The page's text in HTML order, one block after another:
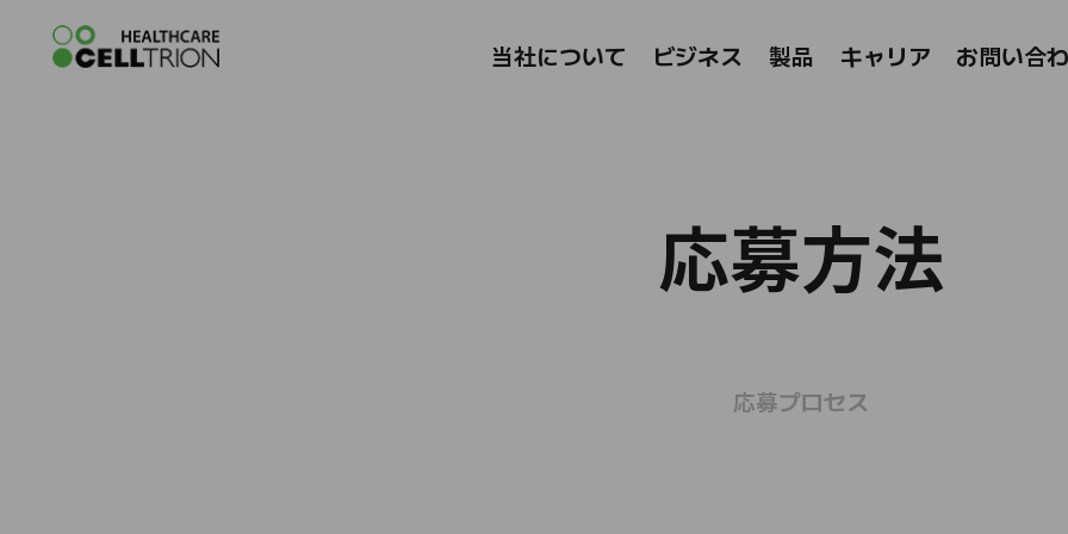
Celltrion the Global Pharmaceutical Company
当社について ビジネス 製品​​ キャリア お問い合
応募方法
応募プロセス